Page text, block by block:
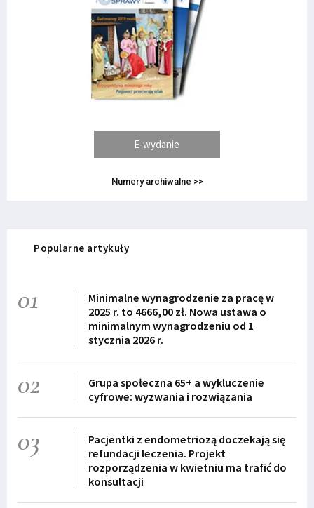
E-wydanie
Numery archiwalne >>
Popularne artykuły
01
Minimalne wynagrodzenie za pracę w
2025 r. to 4666,00 zł. Nowa ustawa o
minimalnym wynagrodzeniu od 1
stycznia 2026 r.
02
Grupa społeczna 65+ a wykluczenie
cyfrowe: wyzwania i rozwiązania
03
Pacjentki z endometriozą doczekają się
refundacji leczenia. Projekt
rozporządzenia w kwietniu ma trafić do
konsultacji